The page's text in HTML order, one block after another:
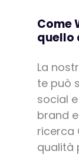
Come
quello
La
te può
social
brand
ricerca
qualità